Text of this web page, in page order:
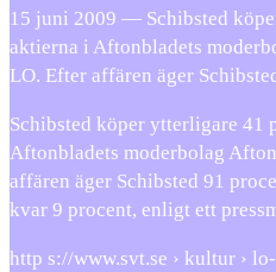
15 juni 2009 — Schibsted
aktierna i Aftonbladets
LO. Efter affären äger
Schibsted köper ytterligare 41
Aftonbladets moderbolag
affären äger Schibsted 91
kvar 9 procent, enligt ett
http s://www.svt.se › kultur ›